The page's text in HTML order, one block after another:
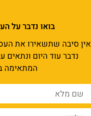
בואו נדבר על
אין סיבה שתשאירו את
נדבר עוד היום
המתאימה